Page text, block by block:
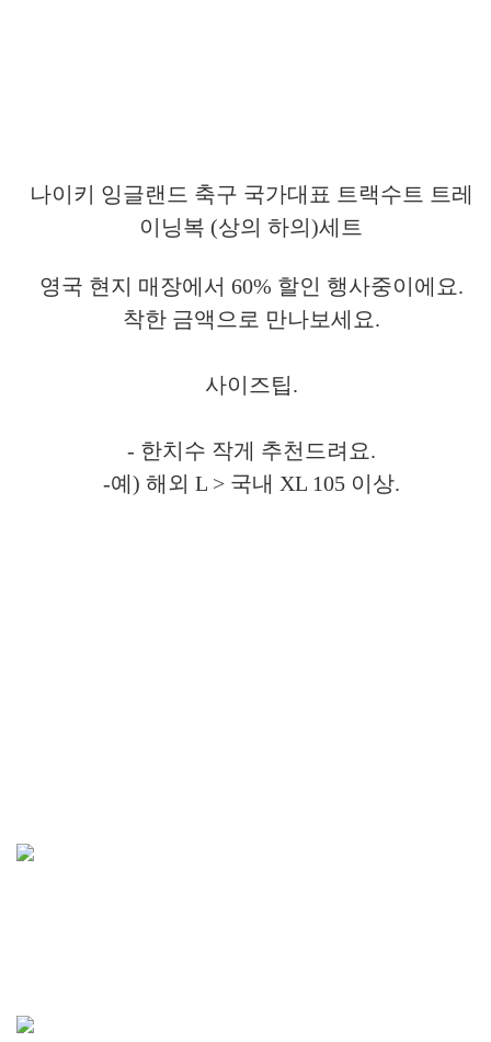
나이키 잉글랜드 축구 국가대표 트랙수트 트레
이닝복 (상의 하의)세트
영국 현지 매장에서 60% 할인 행사중이에요.
착한 금액으로 만나보세요.
사이즈팁.
- 한치수 작게 추천드려요.
-예) 해외 L > 국내 XL 105 이상.